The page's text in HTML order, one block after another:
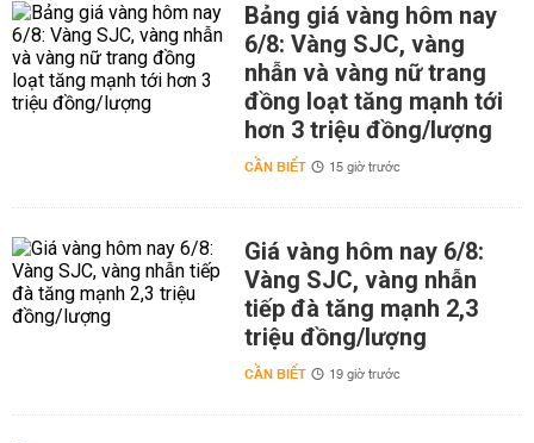
Bảng giá vàng hôm nay
6/8: Vàng SJC, vàng
nhẫn và vàng nữ trang
đồng loạt tăng mạnh tới
hơn 3 triệu đồng/lượng
CẦN BIẾT 15 giờ trước
Giá vàng hôm nay 6/8:
Vàng SJC, vàng nhẫn
tiếp đà tăng mạnh 2,3
triệu đồng/lượng
CẦN BIẾT 19 giờ trước